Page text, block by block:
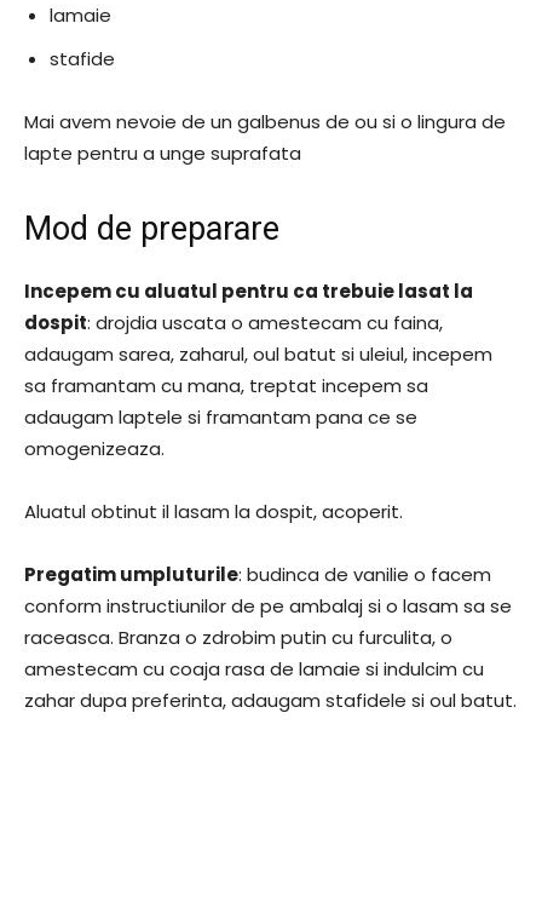
lamaie
stafide
Mai avem nevoie de un galbenus de ou si o lingura de
lapte pentru a unge suprafata
Mod de preparare
Incepem cu aluatul pentru ca trebuie lasat la
dospit: drojdia uscata o amestecam cu faina,
adaugam sarea, zaharul, oul batut si uleiul, incepem
sa framantam cu mana, treptat incepem sa
adaugam laptele si framantam pana ce se
omogenizeaza.
Aluatul obtinut il lasam la dospit, acoperit.
Pregatim umpluturile: budinca de vanilie o facem
conform instructiunilor de pe ambalaj si o lasam sa se
raceasca. Branza o zdrobim putin cu furculita, o
amestecam cu coaja rasa de lamaie si indulcim cu
zahar dupa preferinta, adaugam stafidele si oul batut.